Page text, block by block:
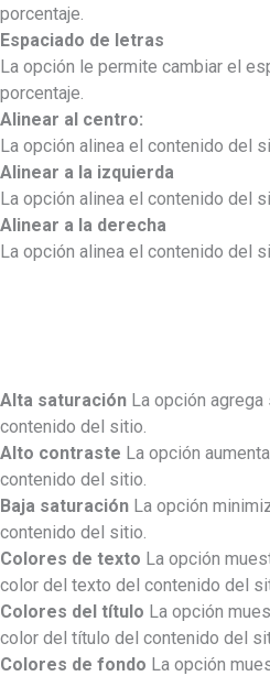
porcentaje.
Espaciado de letras
La opción le permite cambiar el
porcentaje.
Alinear al centro:
La opción alinea el contenido del
Alinear a la izquierda
La opción alinea el contenido del
Alinear a la derecha
La opción alinea el contenido del
Alta saturación La opción
contenido del sitio.
Alto contraste La opción
contenido del sitio.
Baja saturación La opción
contenido del sitio.
Colores de texto La opción
color del texto del contenido del
Colores del título La opción
color del título del contenido del
Colores de fondo La opción